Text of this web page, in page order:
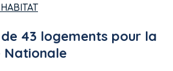
43 logements pour la
Nationale